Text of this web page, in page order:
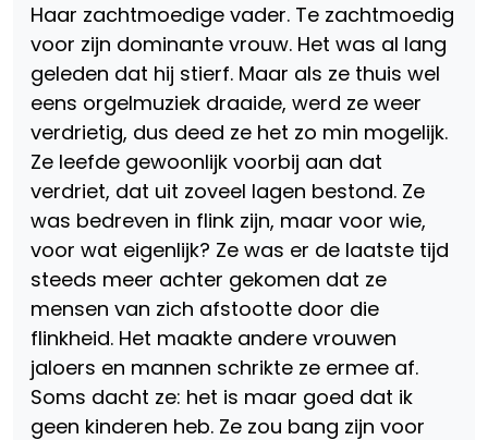
Haar zachtmoedige vader. Te zachtmoedig
voor zijn dominante vrouw. Het was al lang
geleden dat hij stierf. Maar als ze thuis wel
eens orgelmuziek draaide, werd ze weer
verdrietig, dus deed ze het zo min mogelijk.
Ze leefde gewoonlijk voorbij aan dat
verdriet, dat uit zoveel lagen bestond. Ze
was bedreven in flink zijn, maar voor wie,
voor wat eigenlijk? Ze was er de laatste tijd
steeds meer achter gekomen dat ze
mensen van zich afstootte door die
flinkheid. Het maakte andere vrouwen
jaloers en mannen schrikte ze ermee af.
Soms dacht ze: het is maar goed dat ik
geen kinderen heb. Ze zou bang zijn voor